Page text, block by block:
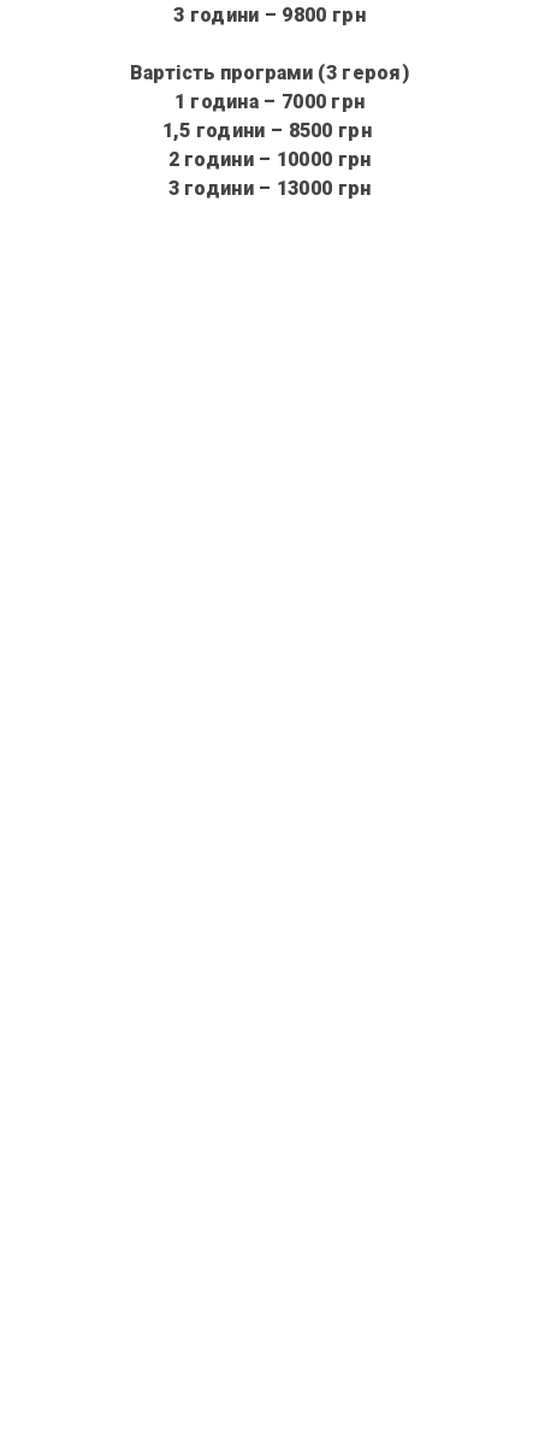
3 години – 9800 грн
Вартість програми (3 героя)
1 година – 7000 грн
1,5 години – 8500 грн
2 години – 10000 грн
3 години – 13000 грн